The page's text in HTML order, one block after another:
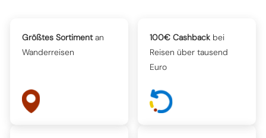
Größtes Sortimentan
Wanderreisen
100€ Cashback bei
Reisen über tausend
Euro